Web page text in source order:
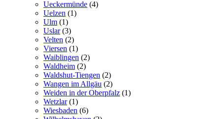
Ueckermünde (4)
Uelzen (1)
Ulm (1)
Uslar(3)
Velten (2)
Viersen (1)
Waiblingen (2)
Waldheim (2)
Waldshut-Tiengen (2)
Wangen im Allgäu (2)
Weiden in der Oberpfalz (1)
Wetzlar(1)
Wiesbaden (6)